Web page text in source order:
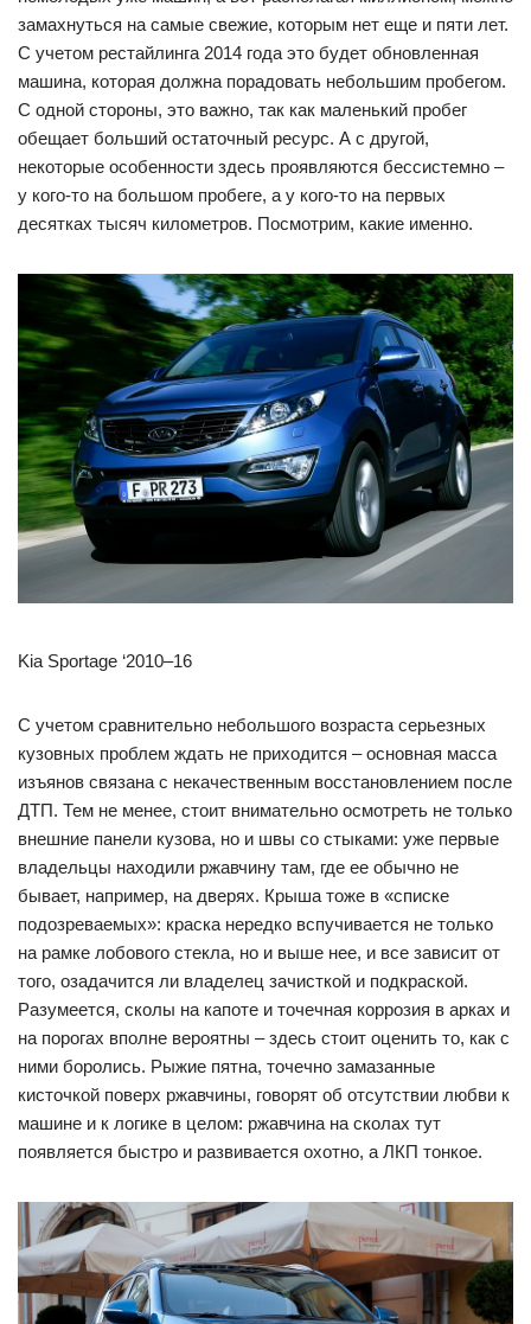
замахнуться на самые свежие, которым нет еще и пяти лет.
С учетом рестайлинга 2014 года это будет обновленная
машина, которая должна порадовать небольшим пробегом.
С одной стороны, это важно, так как маленький пробег
обещает больший остаточный ресурс. А с другой,
некоторые особенности здесь проявляются бессистемно –
у кого-то на большом пробеге, а у кого-то на первых
десятках тысяч километров. Посмотрим, какие именно.
Kia Sportage ‘2010–16
С учетом сравнительно небольшого возраста серьезных
кузовных проблем ждать не приходится – основная масса
изъянов связана с некачественным восстановлением после
ДТП. Тем не менее, стоит внимательно осмотреть не только
внешние панели кузова, но и швы со стыками: уже первые
владельцы находили ржавчину там, где ее обычно не
бывает, например, на дверях. Крыша тоже в «списке
подозреваемых»: краска нередко вспучивается не только
на рамке лобового стекла, но и выше нее, и все зависит от
того, озадачится ли владелец зачисткой и подкраской.
Разумеется, сколы на капоте и точечная коррозия в арках и
на порогах вполне вероятны – здесь стоит оценить то, как с
ними боролись. Рыжие пятна, точечно замазанные
кисточкой поверх ржавчины, говорят об отсутствии любви к
машине и к логике в целом: ржавчина на сколах тут
появляется быстро и развивается охотно, а ЛКП тонкое.